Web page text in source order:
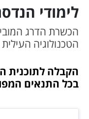
לימודי
הכשרת הדרג
הטכנולוגיה
הקבלה לתוכנית
בכל התנאים